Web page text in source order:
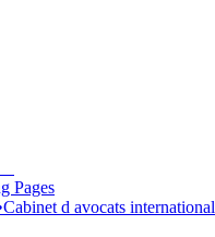
Pages
Cabinet d avocats international